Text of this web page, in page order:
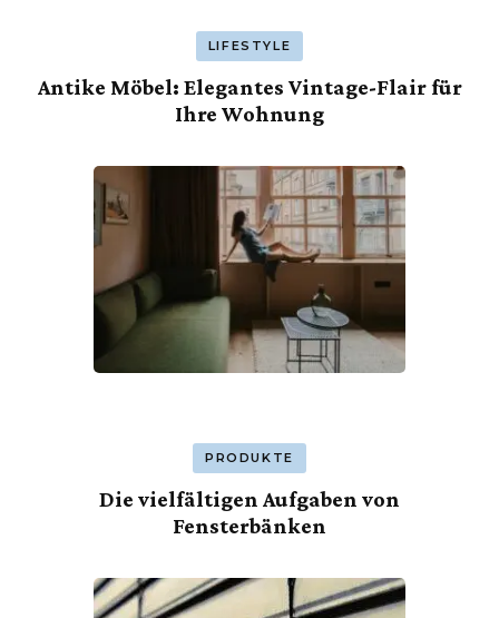
LIFESTYLE
Antike Möbel: Elegantes Vintage-Flair für
Ihre Wohnung
PRODUKTE
Die vielfältigen Aufgaben von
Fensterbänken